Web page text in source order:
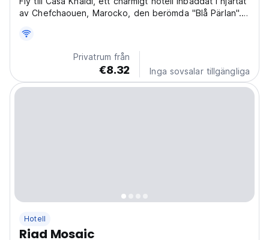
av Chefchaouen, Marocko, den berömda "Blå Pärlan".
utforska de livliga, slingrande gatorna bara några steg
från din dörr. Casa Khaldi erbjuder...
Privatrum från
€8.32 Inga sovsalar tillgängliga
Hotell
Riad Mosaic